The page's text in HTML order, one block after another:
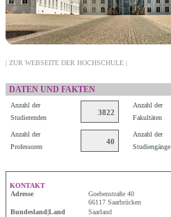
| ZUR WEBSEITE DER HOCHSCHULE |
DATEN UND FAKTEN
Anzahl der
Studierenden
3822
Anzahl der
Fakultäten
Anzahl der
Professoren
40
Anzahl der
Studiengänge
KONTAKT
Adresse
Goebenstraße 40
66117 Saarbrücken
Bundesland|Land
Saarland